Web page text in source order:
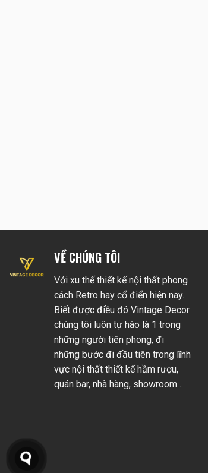
VỀ CHÚNG TÔI
Với xu thế thiết kế nội thất phong
cách Retro hay cổ điển hiện nay.
Biết được điều đó Vintage Decor
chúng tôi luôn tự hào là 1 trong
những người tiên phong, đi
những bước đi đầu tiên trong lĩnh
vực nội thất thiết kế hầm rượu,
quán bar, nhà hàng, showroom…